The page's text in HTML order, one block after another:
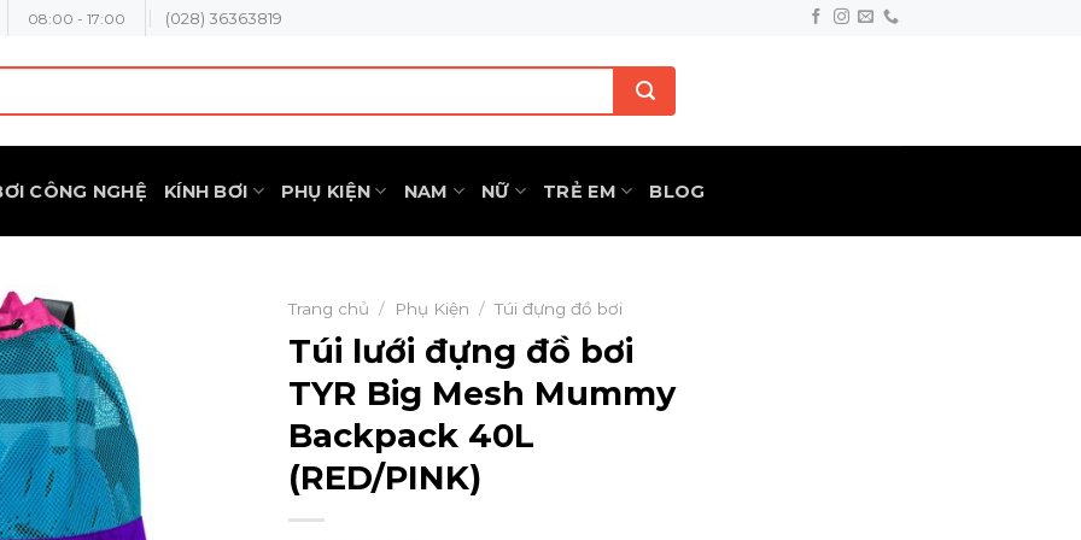
08:00 - 17:00 (028) 36363819
CÔNG NGHỆ KÍNH BƠI PHỤ KIỆN NAM NỮ TRẺ EM BLOG
Trang chủ / Phụ Kiện / Túi đựng đồ bơi
Túi lưới đựng đồ bơi
TYR Big Mesh Mummy
Backpack 40L
(RED/PINK)